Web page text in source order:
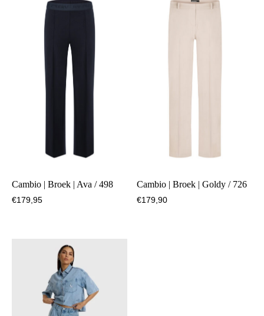
Cambio | Broek | Ava / 498
€179,95
Cambio | Broek | Goldy / 726
€179,90